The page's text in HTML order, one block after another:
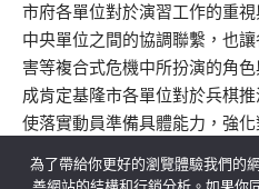
市府各單位對於演習工作的重
中央單位之間的協調聯繫，也
害等複合式危機中所扮演的角
成肯定基隆市各單位對於兵棋
使落實動員準備具體能力，強
為了帶給你更好的瀏覽體驗我們的